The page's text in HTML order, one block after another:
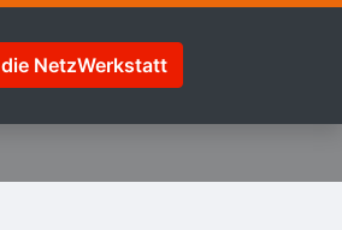
die NetzWerkstatt